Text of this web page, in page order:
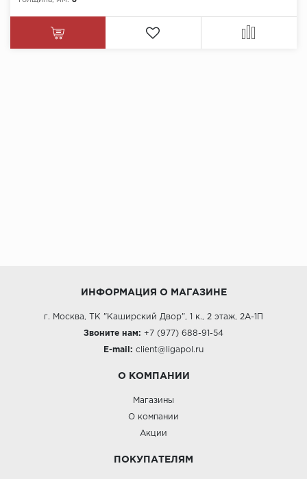
ИНФОРМАЦИЯ О МАГАЗИНЕ
г. Москва, ТК "Каширский Двор", 1 к., 2 этаж, 2А-1П
Звоните нам: +7 (977) 688-91-54
E-mail: client@ligapol.ru
О КОМПАНИИ
Магазины
О компании
Акции
ПОКУПАТЕЛЯМ